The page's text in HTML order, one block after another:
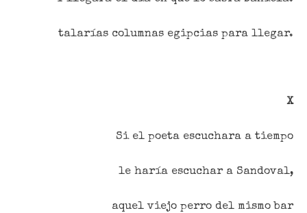
talarías columnas egipcias para llegar.
X
Si el poeta escuchara a tiempo
le haría escuchar a Sandoval,
aquel viejo perro del mismo bar